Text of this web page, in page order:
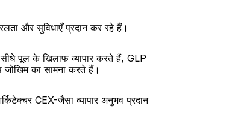
और सुविधाएँ प्रदान कर रहे हैं।
पूल के खिलाफ व्यापार करते हैं, GLP
जोखिम का सामना करते हैं।
CEX-जैसा व्यापार अनुभव प्रदान